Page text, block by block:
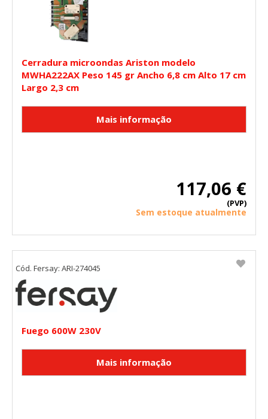
Cerradura microondas Ariston modelo
MWHA222AX Peso 145 gr Ancho 6,8 cm Alto 17 cm
Largo 2,3 cm
117,06 €
(PVP)
Sem estoque atualmente
Fuego 600W 230V
Cód. Fersay: ARI-274045